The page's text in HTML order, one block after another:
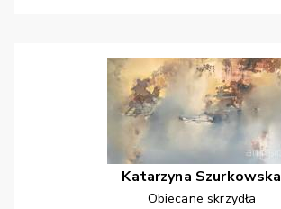
Katarzyna Szurkowska
Obiecane skrzydła